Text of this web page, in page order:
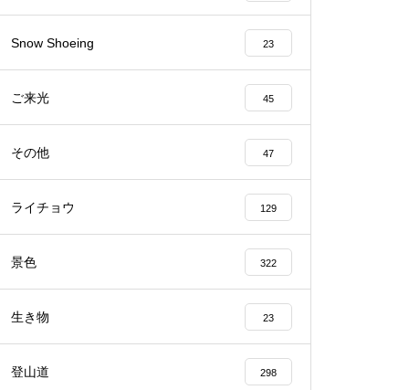
Mt.Norikuradake Weekly ’10-27
番いのライチョウを・・・
Snow Shoeing 23
ご来光 45
その他 47
ライチョウ 129
景色 322
生き物 23
登山道 298